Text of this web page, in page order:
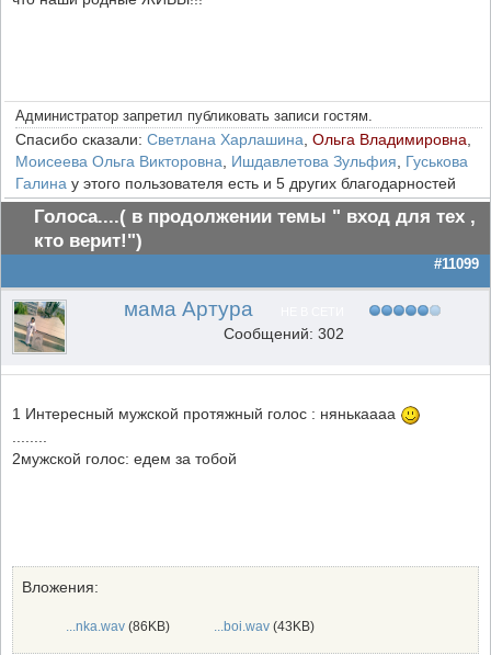
Администратор запретил публиковать записи гостям.
Спасибо сказали: Светлана Харлашина Ольга Владимировна
Моисеева Ольга Викторовна
Ишдавлетова Зульфия
Гуськова
Галина у этого пользователя есть и 5 других благодарностей
Голоса....( в продолжении темы " вход для тех ,
кто верит!")
#11099
мама Артура
Сообщений: 302
1 Интересный мужской протяжный голос : нянькаааа
2мужской голос: едем за тобой
Вложения:
...nka.wav (86KB) ...boi.wav (43KB)